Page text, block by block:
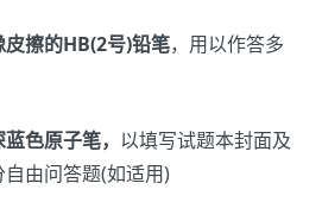
皮擦的HB(2号)铅笔，用以作答多
色原子笔， 以填写试题本封面及
由问答题(如适用)